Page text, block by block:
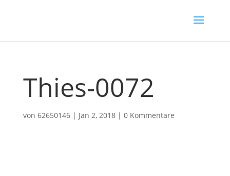
Thies-0072
von 62650146| Jan 2, 2018| 0 Kommentare